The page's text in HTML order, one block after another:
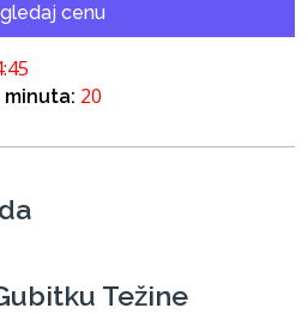
cenu
20
Težine